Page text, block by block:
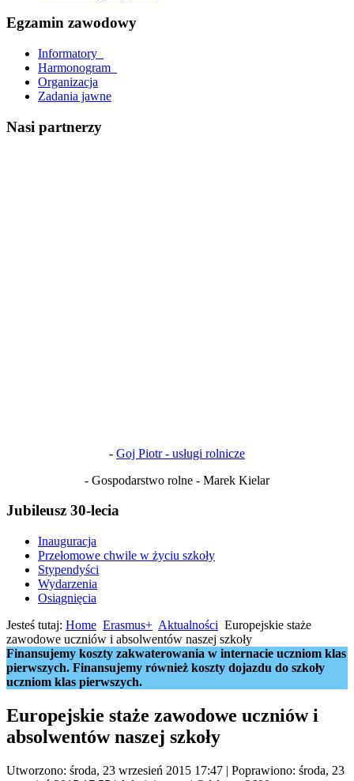
Egzamin zawodowy
Informatory_
Harmonogram_
Organizacja
Zadania jawne
Nasi partnerzy
- Goj Piotr - usługi rolnicze
- Gospodarstwo rolne - Marek Kielar
Jubileusz 30-lecia
Inauguracja
Przełomowe chwile w życiu szkoły
Stypendyści
Wydarzenia
Osiągnięcia
Jesteś tutaj: Home Erasmus+ Aktualności Europejskie staże
zawodowe uczniów i absolwentów naszej szkoły
Finansujemy koszty zakwaterowania w internacie uczniom klas
pierwszych. Finansujemy również koszty dojazdu do szkoły
uczniom klas pierwszych.
Europejskie staże zawodowe uczniów i
absolwentów naszej szkoły
Utworzono: środa, 23 wrzesień 2015 17:47 | Poprawiono: środa, 23